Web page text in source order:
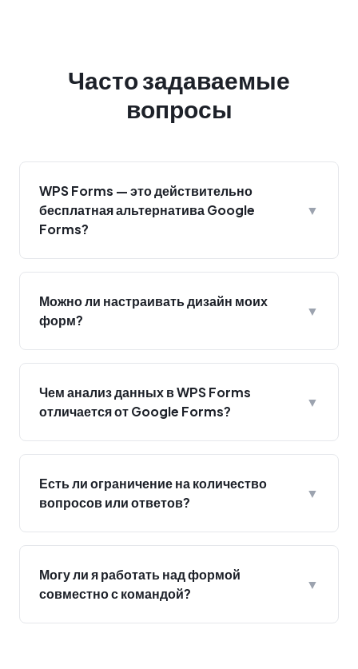
Часто задаваемые
вопросы
WPS Forms — это действительно
бесплатная альтернатива Google
Forms?
▼
Можно ли настраивать дизайн моих
форм?
▼
Чем анализ данных в WPS Forms
отличается от Google Forms?
▼
Есть ли ограничение на количество
вопросов или ответов?
▼
Могу ли я работать над формой
совместно с командой?
▼